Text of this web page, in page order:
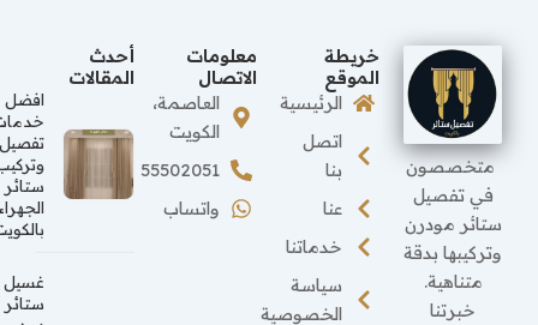
متخصصون
في تفصيل
ستائر مودرن
وتركيبها بدقة
متناهية.
خبرتنا
خريطة
الموقع
الرئيسية
اتصل
بنا
عنا
خدماتنا
سياسة
الخصوصية
معلومات
الاتصال
العاصمة،
الكويت
55502051
واتساب
أحدث
المقالات
افضل
خدمات
تفصيل
وتركيب
ستائر
الجهراء
بالكويت
غسيل
ستائر